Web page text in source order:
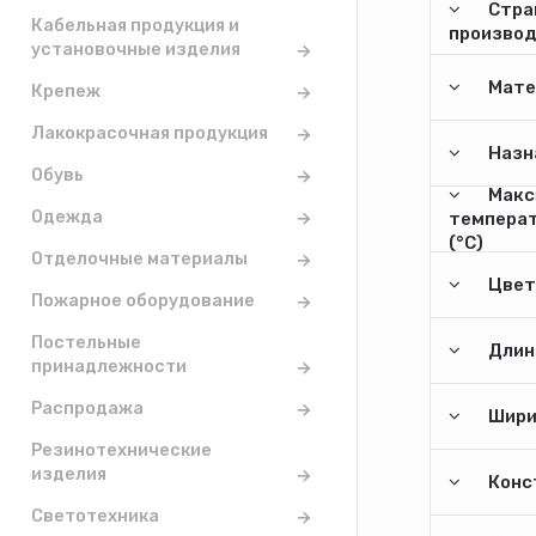
Кабельная продукция и
установочные изделия
Крепеж
Лакокрасочная продукция
Обувь
Одежда
Отделочные материалы
Пожарное оборудование
Постельные
принадлежности
Распродажа
Резинотехнические
изделия
Светотехника
(°С)
Цвет